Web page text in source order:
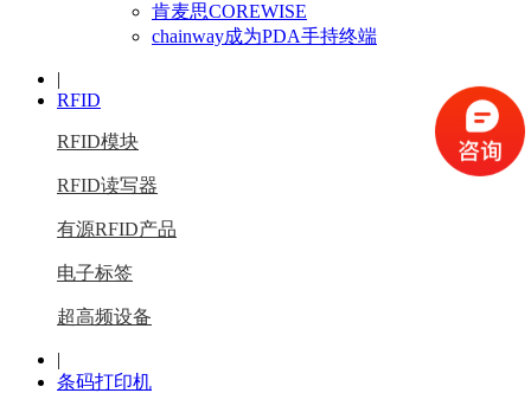
肯麦思COREWISE
chainway成为PDA手持终端
|
RFID
RFID模块
RFID读写器
有源RFID产品
电子标签
超高频设备
|
条码打印机